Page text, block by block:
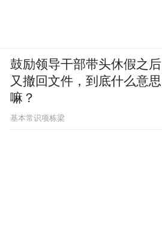
鼓励领导干部带头休假之后
又撤回文件，到底什么意思
嘛？
基本常识项栋梁